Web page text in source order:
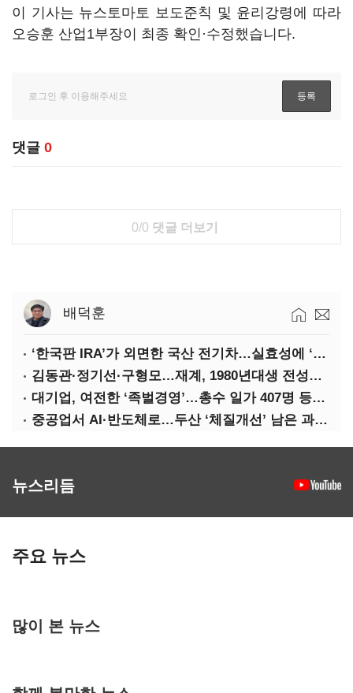
이 기사는 뉴스토마토 보도준칙 및 윤리강령에 따라
오승훈 산업1부장이 최종 확인·수정했습니다.
댓글 0
0/0 댓글 더보기
배덕훈
‘한국판 IRA’가 외면한 국산 전기차…실효성에 ‘의문’
김동관·정기선·구형모…재계, 1980년대생 전성시대
대기업, 여전한 ‘족벌경영’…총수 일가 407명 등기임원
중공업서 AI·반도체로…두산 ‘체질개선’ 남은 과제는
뉴스리듬
주요 뉴스
많이 본 뉴스